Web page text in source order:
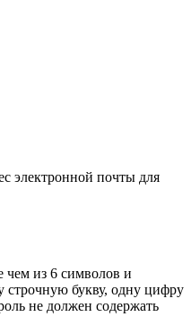
электронной почты для
чем из 6 символов и
строчную букву, одну цифру
не должен содержать